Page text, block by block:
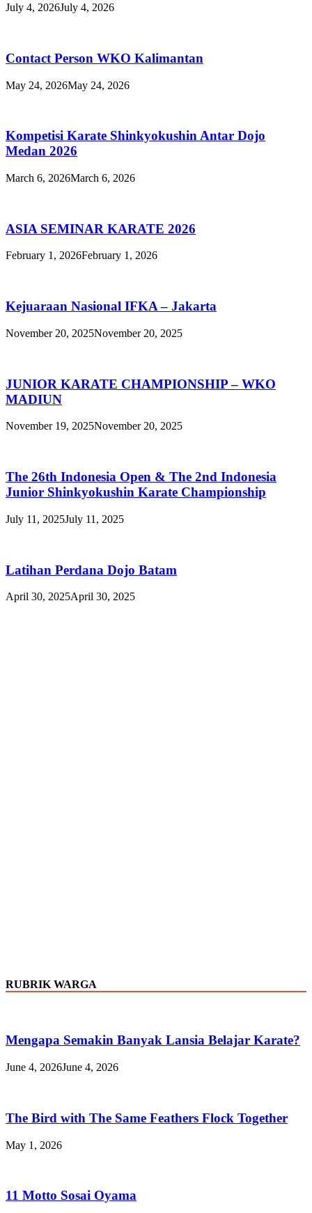
July 4, 2026July 4, 2026
Contact Person WKO Kalimantan
May 24, 2026May 24, 2026
Kompetisi Karate Shinkyokushin Antar Dojo
Medan 2026
March 6, 2026March 6, 2026
ASIA SEMINAR KARATE 2026
February 1, 2026February 1, 2026
Kejuaraan Nasional IFKA – Jakarta
November 20, 2025November 20, 2025
JUNIOR KARATE CHAMPIONSHIP – WKO
MADIUN
November 19, 2025November 20, 2025
The 26th Indonesia Open & The 2nd Indonesia
Junior Shinkyokushin Karate Championship
July 11, 2025July 11, 2025
Latihan Perdana Dojo Batam
April 30, 2025April 30, 2025
RUBRIK WARGA
Mengapa Semakin Banyak Lansia Belajar Karate?
June 4, 2026June 4, 2026
The Bird with The Same Feathers Flock Together
May 1, 2026
11 Motto Sosai Oyama